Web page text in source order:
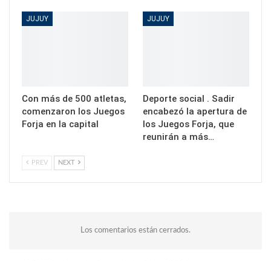
JUJUY
Con más de 500 atletas,
comenzaron los Juegos
Forja en la capital
JUJUY
Deporte social . Sadir
encabezó la apertura de
los Juegos Forja, que
reunirán a más…
PREV NEXT
Los comentarios están cerrados.